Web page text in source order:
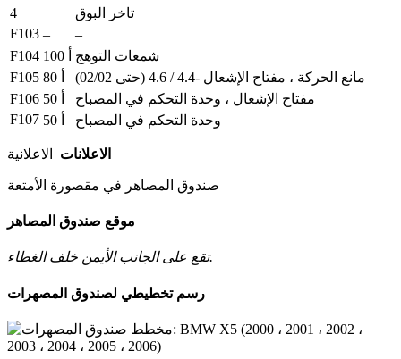
4
تاخر البوق
F103 –
–
F104
شمعات التوهج
F105
مانع الحركة ، مفتاح الإشعال -4.4 / 4.6 (حتى 02/02)
F106
مفتاح الإشعال ، وحدة التحكم في المصباح
F107
وحدة التحكم في المصباح
الاعلانات الاعلانية
صندوق المصاهر في مقصورة الأمتعة
موقع صندوق المصاهر
تقع على الجانب الأيمن خلف الغطاء.
رسم تخطيطي لصندوق المصهرات